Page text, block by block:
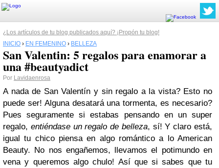
¿Los artículos de tu blog publicados aquí? ¡Propón tu blog!
INICIO › EN FEMENINO › BELLEZA
San Valentin: 5 regalos para enamorar a
una #beautyadict
Por Lavidaenrosa
A nada de San Valentín y sin regalo a la vista? Esto no
puede ser! Alguna desatará una tormenta, es necesario?
Pues seguramente si estabas pensando en un super
regalo, entiéndase un regalo de belleza, sí! Y claro está,
igual tu chico piensa en algo romántico a lo American
Beauty. No nos engañemos, llevamos el potimundo en
vena y queremos algo chulo! Así que si sabes que tu